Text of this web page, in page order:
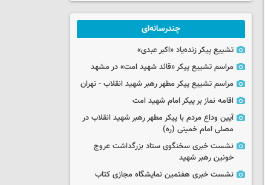
چندرسانه‌ای
تشییع پیکر زنده‌یاد «اکبر عبدی»
مراسم تشییع پیکر «قائد شهید امت» در مشهد
مراسم تشییع پیکر مطهر رهبر شهید انقلاب - تهران
اقامه نماز بر پیکر امام شهید امت
آیین وداع مردم با پیکر مطهر رهبر شهید انقلاب در
مصلی امام خمینی (ره)
نشست خبری سخنگوی ستاد بزرگداشت عروج
خونین رهبر شهید
نشست خبری هفتمین نمایشگاه مجازی کتاب